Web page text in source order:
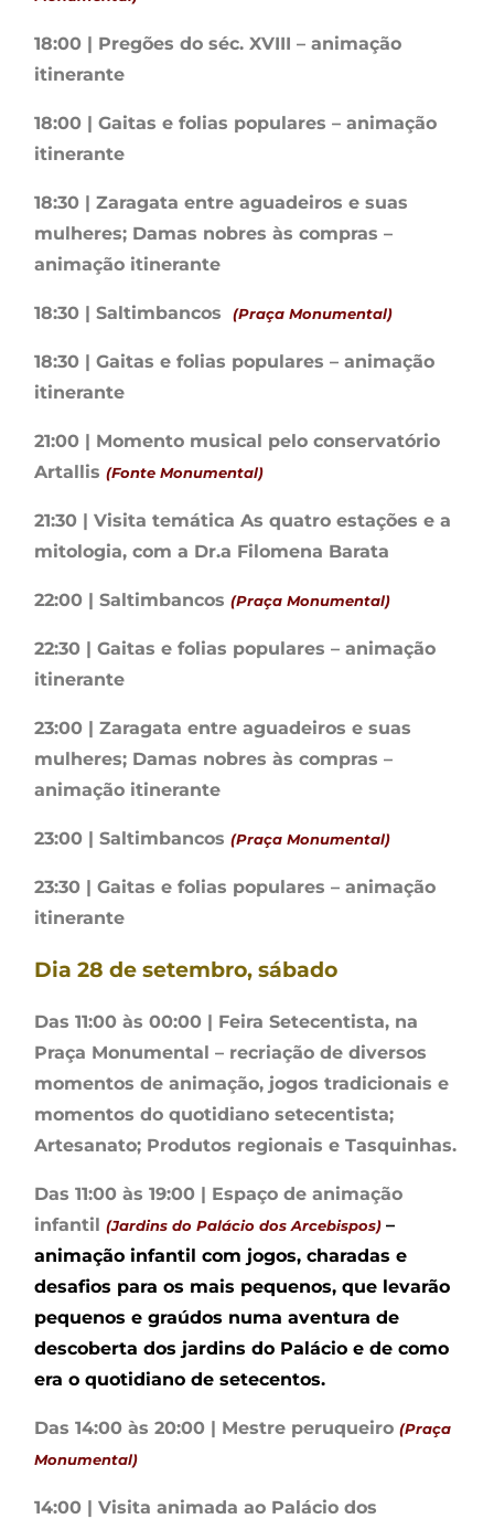
18:00 | Pregões do séc. XVIII – animação
itinerante
18:00 | Gaitas e folias populares – animação
itinerante
18:30 | Zaragata entre aguadeiros e suas
mulheres; Damas nobres às compras –
animação itinerante
18:30 | Saltimbancos (Praça Monumental)
18:30 | Gaitas e folias populares – animação
itinerante
21:00 | Momento musical pelo conservatório
Artallis (Fonte Monumental)
21:30 | Visita temática As quatro estações e a
mitologia, com a Dr.a Filomena Barata
22:00 | Saltimbancos (Praça Monumental)
22:30 | Gaitas e folias populares – animação
itinerante
23:00 | Zaragata entre aguadeiros e suas
mulheres; Damas nobres às compras –
animação itinerante
23:00 | Saltimbancos (Praça Monumental)
23:30 | Gaitas e folias populares – animação
itinerante
Dia 28 de setembro, sábado
Das 11:00 às 00:00 | Feira Setecentista, na
Praça Monumental – recriação de diversos
momentos de animação, jogos tradicionais e
momentos do quotidiano setecentista;
Artesanato; Produtos regionais e Tasquinhas.
Das 11:00 às 19:00 | Espaço de animação
infantil (Jardins do Palácio dos Arcebispos) –
animação infantil com jogos, charadas e
desafios para os mais pequenos, que levarão
pequenos e graúdos numa aventura de
descoberta dos jardins do Palácio e de como
era o quotidiano de setecentos.
Das 14:00 às 20:00 | Mestre peruqueiro (Praça
Monumental)
14:00 | Visita animada ao Palácio dos